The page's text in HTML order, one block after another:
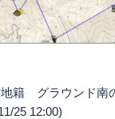
地籍 グラウンド南
25 12:00)